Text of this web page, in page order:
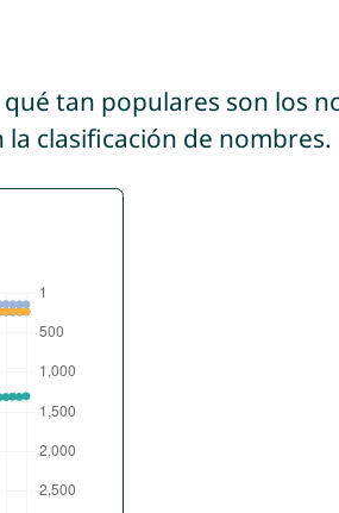
tan populares son los
la clasificación de nombres.